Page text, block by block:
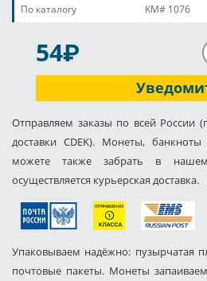
По каталогу
KM# 1076
54P
Отправляем заказы по всей России
доставки CDEK). Монеты,
можете также забрать в
осуществляется курьерская доставка.
Упаковываем надёжно: пузырчатая
почтовые пакеты. Монеты